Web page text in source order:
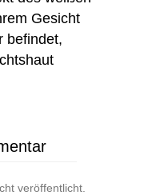
Gesicht
befindet,
veröffentlicht.